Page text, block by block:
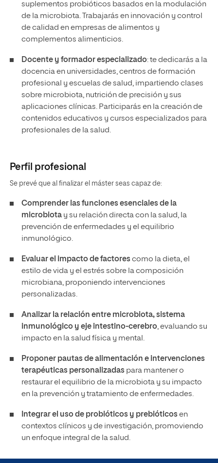
suplementos probióticos basados en la modulación
de la microbiota. Trabajarás en innovación y control
de calidad en empresas de alimentos y
complementos alimenticios.
Docente y formador especializado: te dedicarás a la
docencia en universidades, centros de formación
profesional y escuelas de salud, impartiendo clases
sobre microbiota, nutrición de precisión y sus
aplicaciones clínicas. Participarás en la creación de
contenidos educativos y cursos especializados para
profesionales de la salud.
Perfil profesional
Se prevé que al finalizar el máster seas capaz de:
Comprender las funciones esenciales de la
microbiota y su relación directa con la salud, la
prevención de enfermedades y el equilibrio
inmunológico.
Evaluar el impacto de factorescomo la dieta, el
estilo de vida y el estrés sobre la composición
microbiana, proponiendo intervenciones
personalizadas.
Analizar la relación entre microbiota, sistema
inmunológico y eje intestino-cerebro, evaluando su
impacto en la salud física y mental.
Proponer pautas de alimentación e intervenciones
terapéuticas personalizadas para mantener o
restaurar el equilibrio de la microbiota y su impacto
en la prevención y tratamiento de enfermedades.
Integrar el uso de probióticos y prebióticosen
contextos clínicos y de investigación, promoviendo
un enfoque integral de la salud.